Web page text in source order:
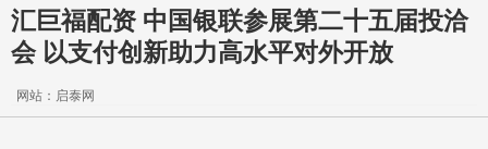
汇巨福配资 中国银联参展第二十五届投洽
会 以支付创新助力高水平对外开放
网站：启泰网